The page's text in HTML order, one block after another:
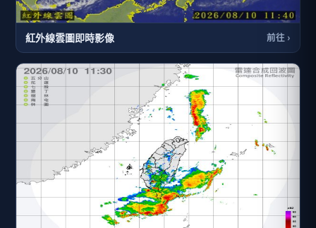
紅外線雲圖即時影像 前往 ›